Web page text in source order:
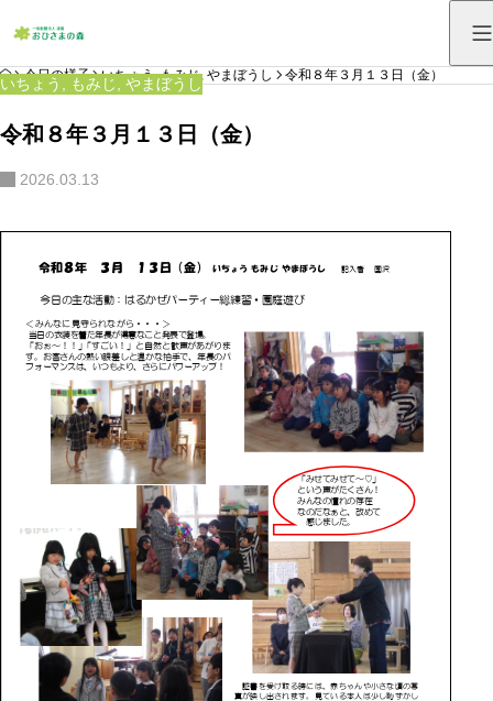
HOME
今日の様子 いちょう,もみじ,やまぼうし 令和８年３月１３日（金）
いちょう もみじ やまぼうし
令和８年３月１３日（金）
2026.03.13